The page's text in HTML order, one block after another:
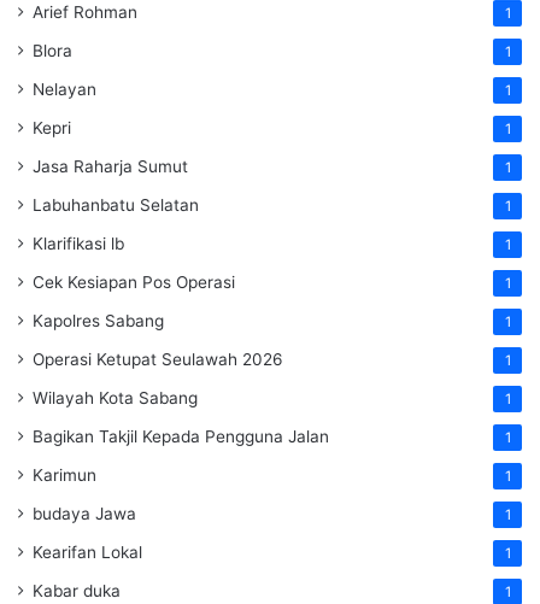
Arief Rohman 1
Blora 1
Nelayan 1
Kepri 1
Jasa Raharja Sumut 1
Labuhanbatu Selatan 1
Klarifikasi lb 1
Cek Kesiapan Pos Operasi 1
Kapolres Sabang 1
Operasi Ketupat Seulawah 2026 1
Wilayah Kota Sabang 1
Bagikan Takjil Kepada Pengguna Jalan 1
Karimun 1
budaya Jawa 1
Kearifan Lokal 1
Kabar duka 1